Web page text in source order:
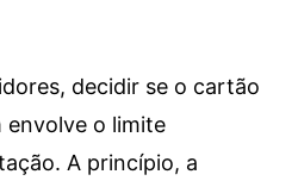
decidir se o cartão
envolve o limite
A princípio, a